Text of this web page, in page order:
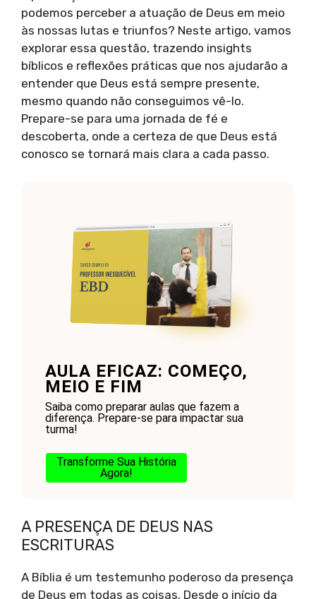
podemos perceber a atuação de Deus em meio
às nossas lutas e triunfos? Neste artigo, vamos
explorar essa questão, trazendo insights
bíblicos e reflexões práticas que nos ajudarão a
entender que Deus está sempre presente,
mesmo quando não conseguimos vê-lo.
Prepare-se para uma jornada de fé e
descoberta, onde a certeza de que Deus está
conosco se tornará mais clara a cada passo.
AULA EFICAZ: COMEÇO,
MEIO E FIM
Saiba como preparar aulas que fazem a
diferença. Prepare-se para impactar sua
turma!
Transforme Sua História
Agora!
A PRESENÇA DE DEUS NAS
ESCRITURAS
A Bíblia é um testemunho poderoso da presença
de Deus em todas as coisas. Desde o início da